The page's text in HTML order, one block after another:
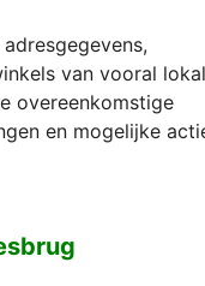
van vooral
overeenkomstige
en mogelijke